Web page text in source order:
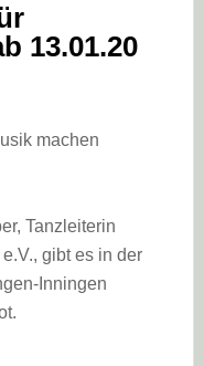
13.01.20
machen
Tanzleiterin
gibt es in der
Inningen